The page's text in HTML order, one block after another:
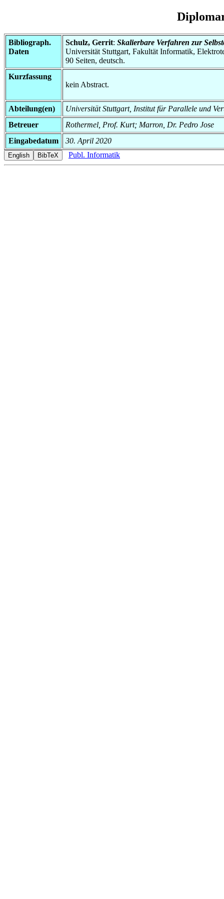
Bibliograph.
Daten
Schulz, Gerrit: Skalierbare Verfahren zur
Universität Stuttgart, Fakultät Informatik,
90 Seiten, deutsch.
Kurzfassung
kein Abstract.
Abteilung(en)
Universität Stuttgart, Institut für Parallele und
Betreuer
Rothermel, Prof. Kurt; Marron, Dr. Pedro Jose
Eingabedatum
30. April 2020
Publ. Informatik